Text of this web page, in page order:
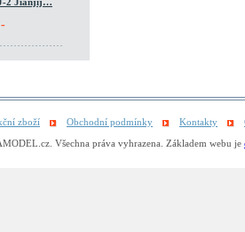
zboží Obchodní podmínky Kontakty
Všechna práva vyhrazena. Základem webu je